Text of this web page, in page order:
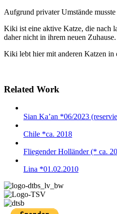
Aufgrund privater Umstände
Kiki ist eine aktive Katze, die nach
daher nicht in ihrem neuen
Kiki lebt hier mit anderen Katzen in
Related Work
Sian Ka’an *06/2023
Chile *ca. 2018
Fliegender Holländer (* ca.
Lina *01.02.2010